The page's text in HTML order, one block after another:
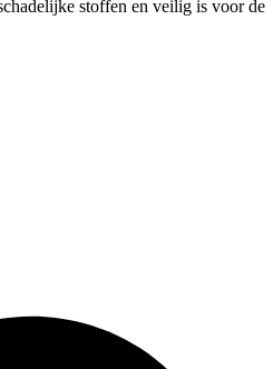
stoffen en veilig is voor de